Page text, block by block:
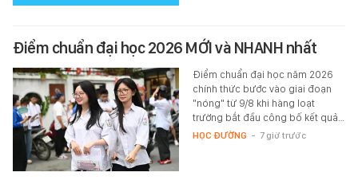
Điểm chuẩn đại học 2026 MỚI và NHANH nhất
Điểm chuẩn đại học năm 2026
chính thức bước vào giai đoạn
"nóng" từ 9/8 khi hàng loạt
trường bắt đầu công bố kết quả…
HỌC ĐƯỜNG - 7 giờ trước